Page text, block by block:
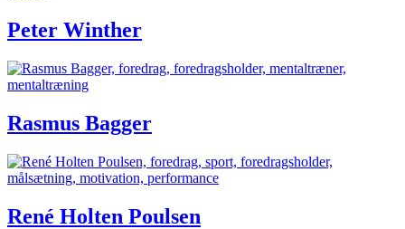
Peter Winther
Rasmus Bagger
René Holten Poulsen